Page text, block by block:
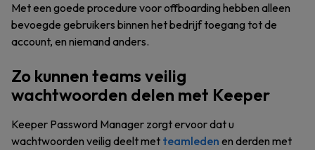
Met een goede procedure voor offboarding hebben alleen
bevoegde gebruikers binnen het bedrijf toegang tot de
account, en niemand anders.
Zo kunnen teams veilig
wachtwoorden delen met Keeper
Keeper Password Manager zorgt ervoor dat u
wachtwoorden veilig deelt met teamleden en derden met